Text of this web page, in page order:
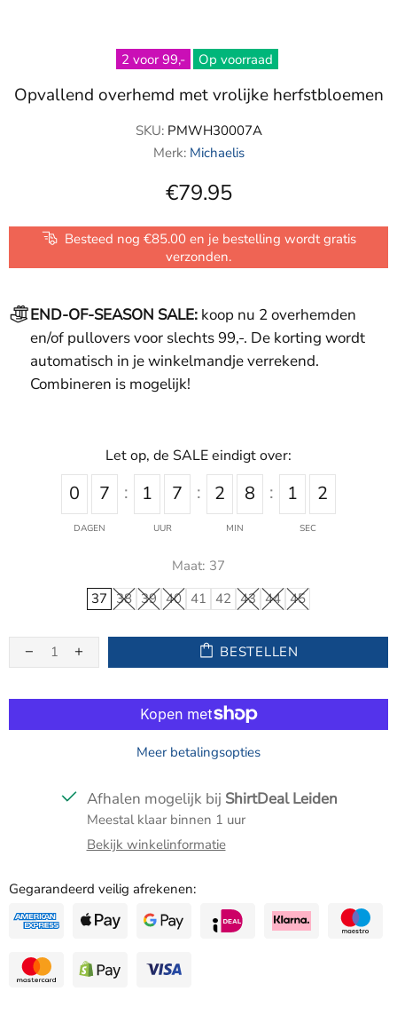
2 voor 99,- Op voorraad
Opvallend overhemd met vrolijke herfstbloemen
SKU: PMWH30007A
Merk: Michaelis
€79.95
Besteed nog €85.00 en je bestelling wordt gratis
verzonden.
END-OF-SEASON SALE: koop nu 2 overhemden
en/of pullovers voor slechts 99,-. De korting wordt
automatisch in je winkelmandje verrekend.
Combineren is mogelijk!
0 7
DAGEN
1 7
UUR
2 8
MIN
1 2
SEC
Let op, de SALE eindigt over:
Maat: 37
37 38 39 40 41 42 43 44 45
BESTELLEN
Meer betalingsopties
Afhalen mogelijk bij ShirtDeal Leiden
Meestal klaar binnen 1 uur
Bekijk winkelinformatie
Gegarandeerd veilig afrekenen: